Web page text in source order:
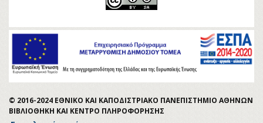
© 2016-2024 ΕΘΝΙΚΟ ΚΑΙ ΚΑΠΟΔΙΣΤΡΙΑΚΟ ΠΑΝΕΠΙΣΤΗΜΙΟ ΑΘΗΝΩΝ
ΒΙΒΛΙΟΘΗΚΗ ΚΑΙ ΚΕΝΤΡΟ ΠΛΗΡΟΦΟΡΗΣΗΣ